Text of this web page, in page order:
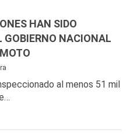
HAN SIDO
GOBIERNO NACIONAL
al menos 51 mil